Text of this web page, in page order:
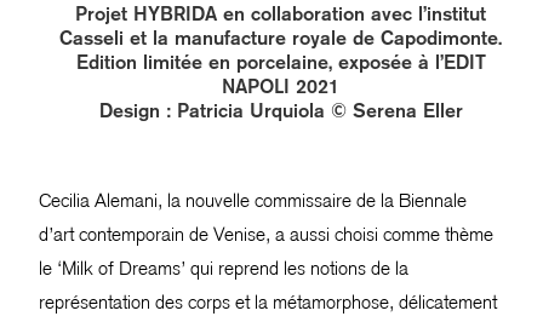
Projet HYBRIDA en collaboration avec l’institut
Casseli et la manufacture royale de Capodimonte.
Edition limitée en porcelaine, exposée à l’EDIT
NAPOLI 2021
Design : Patricia Urquiola © Serena Eller
Cecilia Alemani, la nouvelle commissaire de la Biennale
d’art contemporain de Venise, a aussi choisi comme thème
le ‘Milk of Dreams’ qui reprend les notions de la
représentation des corps et la métamorphose, délicatement